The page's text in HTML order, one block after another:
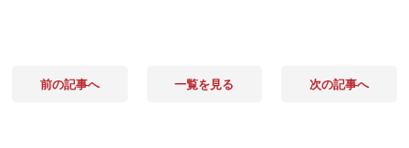
前の記事へ 一覧を見る 次の記事へ